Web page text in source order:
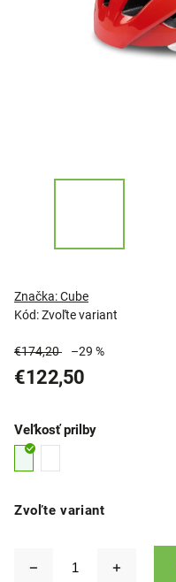
Kód:Zvoľte variant
Značka:Cube
€174,20 –29 %
€122,50
Zvoľte variant
Veľkosť prilby